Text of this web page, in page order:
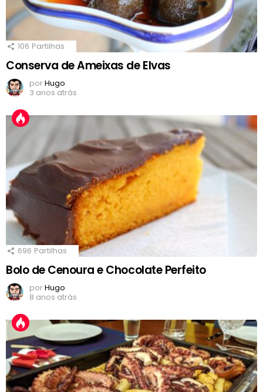
106 Partilhas
Conserva de Ameixas de Elvas
porHugo
3 anos atrás
696 Partilhas
Bolo de Cenoura e Chocolate Perfeito
porHugo
8 anos atrás